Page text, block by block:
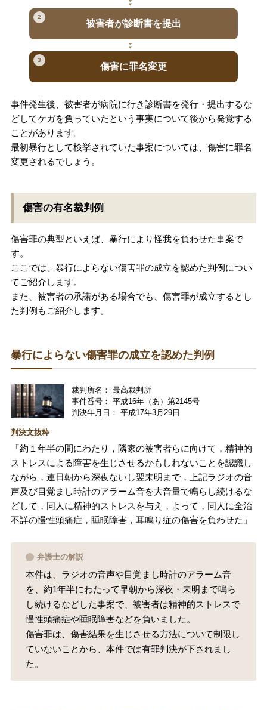
2
被害者が診断書を提出
3
傷害に罪名変更
事件発生後、被害者が病院に行き診断書を発行・提出するな
どしてケガを負っていたという事実について後から発覚する
ことがあります。
最初暴行として検挙されていた事案については、傷害に罪名
変更されるでしょう。
傷害の有名裁判例
傷害罪の典型といえば、暴行により怪我を負わせた事案で
す。
ここでは、暴行によらない傷害罪の成立を認めた判例につい
てご紹介します。
また、被害者の承諾がある場合でも、傷害罪が成立するとし
た判例もご紹介します。
暴行によらない傷害罪の成立を認めた判例
裁判所名： 最高裁判所
事件番号： 平成16年（あ）第2145号
判決年月日： 平成17年3月29日
判決文抜粋
「約１年半の間にわたり，隣家の被害者らに向けて，精神的
ストレスによる障害を生じさせるかもしれないことを認識し
ながら，連日朝から深夜ないし翌未明まで，上記ラジオの音
声及び目覚まし時計のアラーム音を大音量で鳴らし続けるな
どして，同人に精神的ストレスを与え，よって，同人に全治
不詳の慢性頭痛症，睡眠障害，耳鳴り症の傷害を負わせた」
弁護士の解説
本件は、ラジオの音声や目覚まし時計のアラーム音
を、約1年半にわたって早朝から深夜・未明まで鳴ら
し続けるなどした事案で、被害者は精神的ストレスで
慢性頭痛症や睡眠障害などを負いました。
傷害罪は、傷害結果を生じさせる方法について制限し
ていないことから、本件では有罪判決が下されまし
た。